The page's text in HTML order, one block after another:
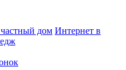
дом Интернет в